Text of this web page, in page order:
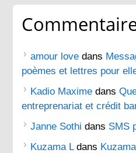
amour love dans
poèmes et lettres pour
Kadio Maxime dans
entreprenariat et crédit
Janne Sothi dans SMS
Kuzama Ldans